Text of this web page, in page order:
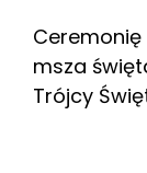
Ceremonię
msza
Trójcy